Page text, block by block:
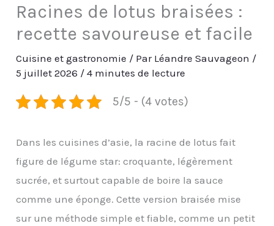
Racines de lotus braisées :
recette savoureuse et facile
Cuisine et gastronomie / Par Léandre Sauvageon /
5 juillet 2026 /4 minutes de lecture
5/5 - (4 votes)
Dans les cuisines d’asie, la racine de lotus fait
figure de légume star: croquante, légèrement
sucrée, et surtout capable de boire la sauce
comme une éponge. Cette version braisée mise
sur une méthode simple et fiable, comme un petit